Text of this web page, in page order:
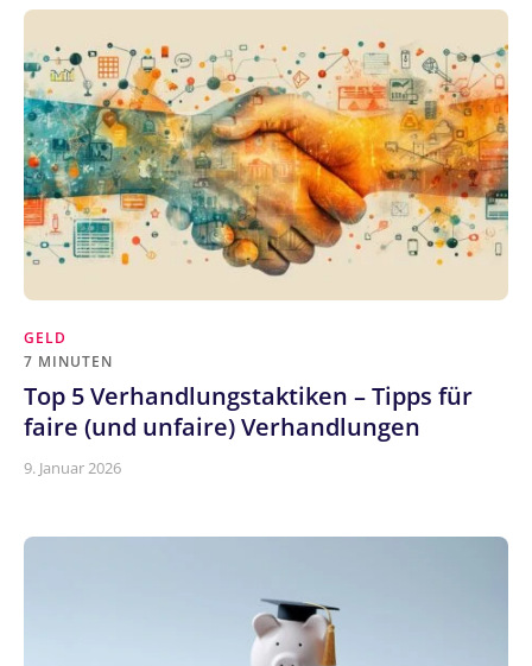
GELD
7 MINUTEN
Top 5 Verhandlungstaktiken – Tipps für
faire (und unfaire) Verhandlungen
9. Januar 2026